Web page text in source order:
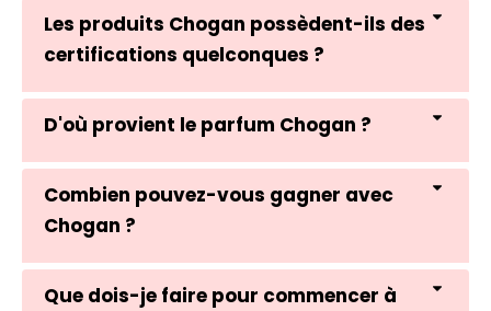
Les produits Chogan possèdent-ils des
certifications quelconques ?
D'où provient le parfum Chogan ?
Combien pouvez-vous gagner avec
Chogan ?
Que dois-je faire pour commencer à